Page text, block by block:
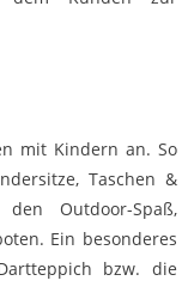
mit Kindern an. So
Taschen &
Outdoor-Spaß,
Ein besonderes
bzw. die